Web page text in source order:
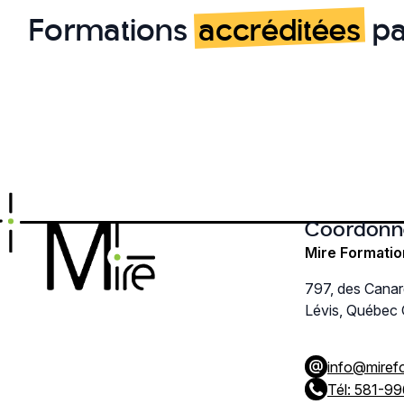
Les
options
Formationsaccréditées
Mire
797, des
Lévis, Québec
Tél: 581-